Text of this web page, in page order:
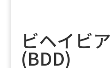
ビヘイビ
(BDD)